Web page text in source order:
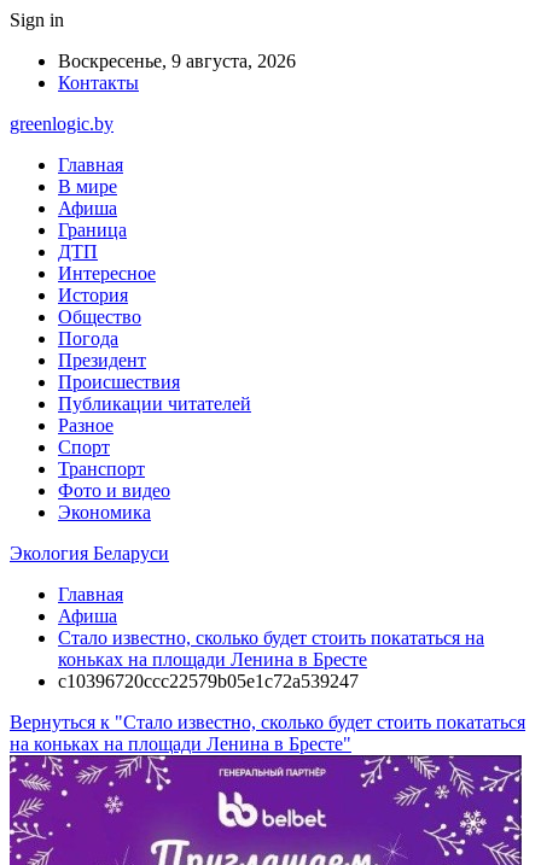
Sign in
Воскресенье, 9 августа, 2026
Контакты
greenlogic.by
Главная
В мире
Афиша
Граница
ДТП
Интересное
История
Общество
Погода
Президент
Происшествия
Публикации читателей
Разное
Спорт
Транспорт
Фото и видео
Экономика
Экология Беларуси
Главная
Афиша
Стало известно, сколько будет стоить покататься на
коньках на площади Ленина в Бресте
c10396720ccc22579b05e1c72a539247
Вернуться к "Стало известно, сколько будет стоить покататься
на коньках на площади Ленина в Бресте"